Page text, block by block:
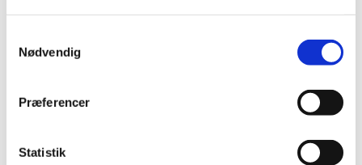
Nødvendig
Præferencer
Statistik